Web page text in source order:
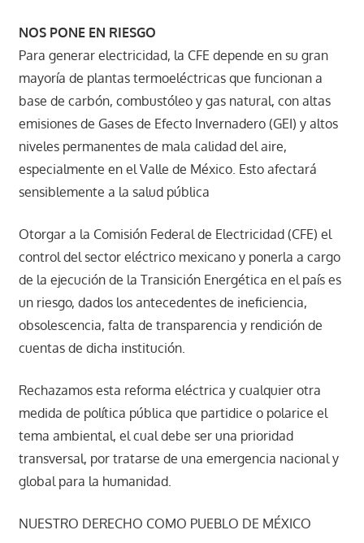
NOS PONE EN RIESGO
Para generar electricidad, la CFE depende en su gran
mayoría de plantas termoeléctricas que funcionan a
base de carbón, combustóleo y gas natural, con altas
emisiones de Gases de Efecto Invernadero (GEI) y altos
niveles permanentes de mala calidad del aire,
especialmente en el Valle de México. Esto afectará
sensiblemente a la salud pública
Otorgar a la Comisión Federal de Electricidad (CFE) el
control del sector eléctrico mexicano y ponerla a cargo
de la ejecución de la Transición Energética en el país es
un riesgo, dados los antecedentes de ineficiencia,
obsolescencia, falta de transparencia y rendición de
cuentas de dicha institución.
Rechazamos esta reforma eléctrica y cualquier otra
medida de política pública que partidice o polarice el
tema ambiental, el cual debe ser una prioridad
transversal, por tratarse de una emergencia nacional y
global para la humanidad.
NUESTRO DERECHO COMO PUEBLO DE MÉXICO